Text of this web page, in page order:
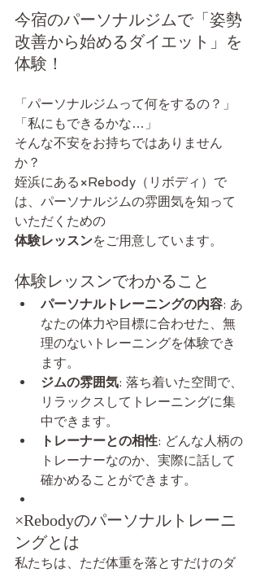
今宿のパーソナルジムで「姿勢
改善から始めるダイエット」を
体験！
「パーソナルジムって何をするの？」
「私にもできるかな…」
そんな不安をお持ちではありません
か？
姪浜にある×Rebody（リボディ）で
は、パーソナルジムの雰囲気を知って
いただくための
体験レッスンをご用意しています。
体験レッスンでわかること
パーソナルトレーニングの内容: あ
なたの体力や目標に合わせた、無
理のないトレーニングを体験でき
ます。
ジムの雰囲気: 落ち着いた空間で、
リラックスしてトレーニングに集
中できます。
トレーナーとの相性: どんな人柄の
トレーナーなのか、実際に話して
確かめることができます。
×Rebodyのパーソナルトレーニ
ングとは
私たちは、ただ体重を落とすだけのダ